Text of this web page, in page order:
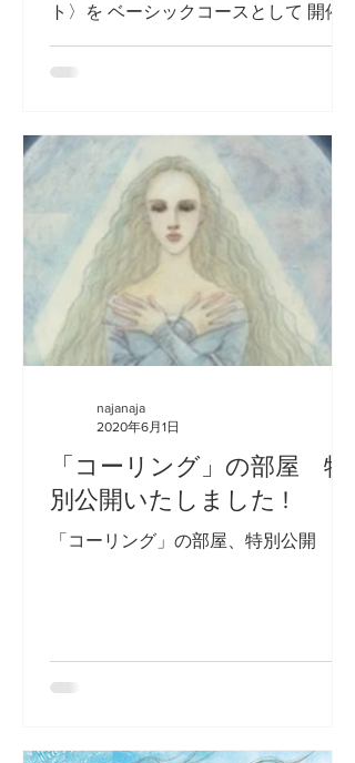
ト〉を ベーシックコースとして 開催
デミックによって心と身体に受けた動
師...
「コーリング」の部屋 特
別公開いたしました !
「コーリング」の部屋、特別公開
najanaja
2020年6月1日